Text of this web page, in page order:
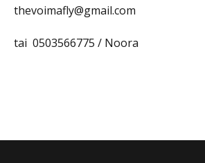
thevoimafly@gmail.com
tai 0503566775 / Noora